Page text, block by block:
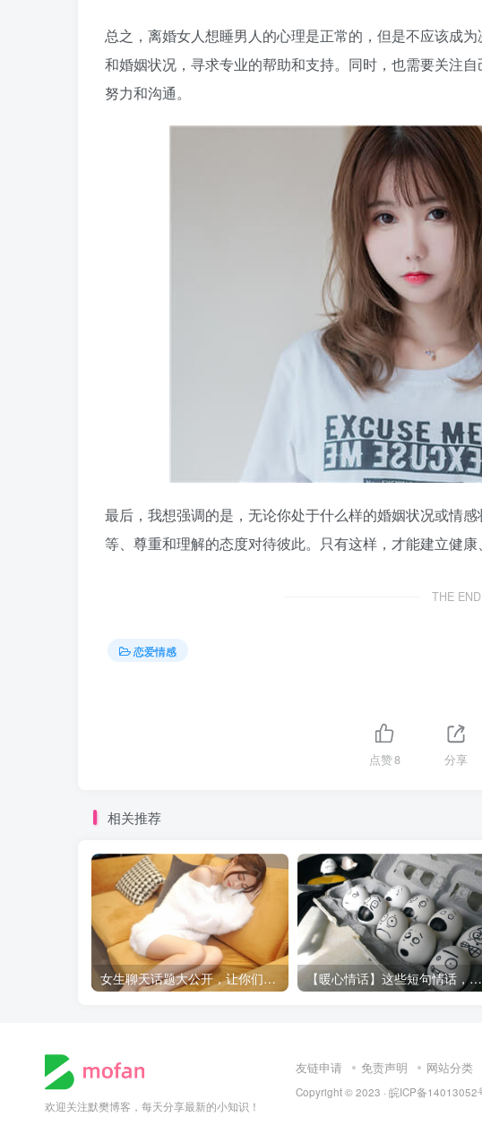
总之，离婚女人想睡男人的心理是正常的，但是不应该成
和婚姻状况，寻求专业的帮助和支持。同时，也需要关注
努力和沟通。
最后，我想强调的是，无论你处于什么样的婚姻状况或情
等、尊重和理解的态度对待彼此。只有这样，才能建立健
THE END
恋爱情感
点赞8 分享
相关推荐
女生聊天话题大公开，让你们的互动更甜蜜！ 【暖心情话】这些短句情话，让你秒变情话高手
欢迎关注默樊博客，每天分享最新的小知识！
友链申请 免责声明 网站分类
Copyright © 2023 · 皖ICP备14013052